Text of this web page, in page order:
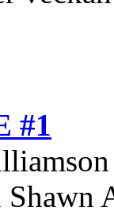
#1
Shawn